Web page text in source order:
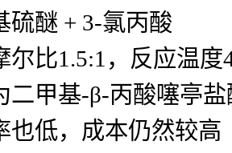
硫醚 + 3-氯丙酸
尔比1.5:1，反应温
二甲基-β-丙酸噻亭
也低，成本仍然较高